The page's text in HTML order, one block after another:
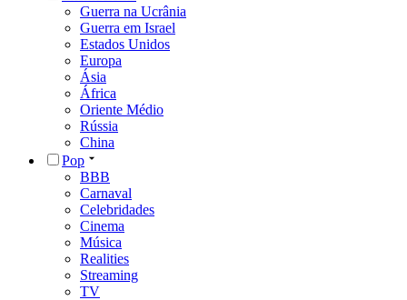
Guerra na Ucrânia
Guerra em Israel
Estados Unidos
Europa
Ásia
África
Oriente Médio
Rússia
China
Pop
BBB
Carnaval
Celebridades
Cinema
Música
Realities
Streaming
TV